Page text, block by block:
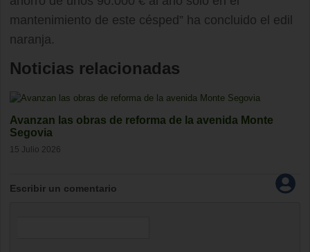
mantenimiento de este césped” ha concluido el edil
naranja.
Noticias relacionadas
Avanzan las obras de reforma de la avenida Monte
Segovia
15 Julio 2026
Escribir un comentario